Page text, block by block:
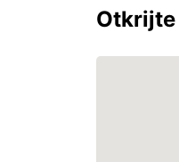
Otkrijte